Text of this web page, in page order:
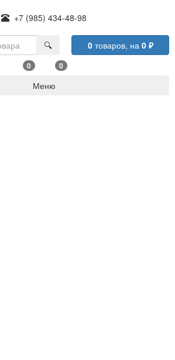
+7 (985) 434-48-98
🔍 0товаров, на 0₽
0 0
Меню